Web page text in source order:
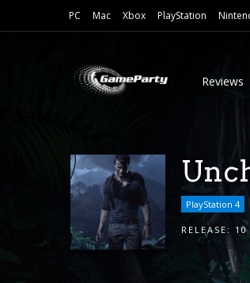
PC Mac Xbox PlayStation
Reviews
PlayStation 4
RELEASE: